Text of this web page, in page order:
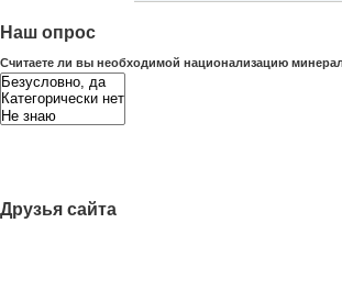
Наш опрос
Считаете ли вы необходимой национализацию
Друзья сайта